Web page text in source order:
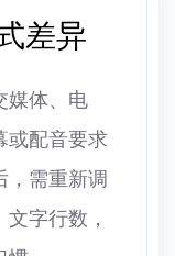
差异
媒体、电
或配音要求
，需重新调
字行数，